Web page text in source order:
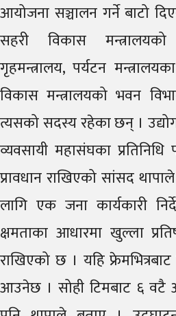
आयोजना सञ्चालन गर्ने बाटो
सहरी विकास मन्त्रालयको
गृहमन्त्रालय, पर्यटन
विकास मन्त्रालयको भवन
त्यसको सदस्य रहेका छन् ।
व्यवसायी महासंघका
प्रावधान राखिएको सांसद
लागि एक जना कार्यकारी
क्षमताका आधारमा खुल्ला
राखिएको छ । यहि
आउनेछ । सोही टिमबाट ६ वटै